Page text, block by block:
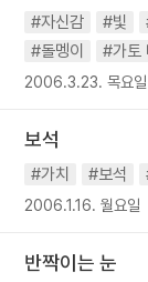
#자신감 #빛
#돌멩이
#가토
2006.3.23. 목요일
보석
#가치 #보석
2006.1.16. 월요일
반짝이는 눈